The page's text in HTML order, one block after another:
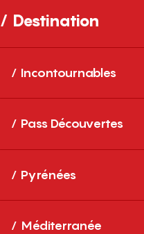
Destination
Incontournables
Pass Découvertes
Pyrénées
Méditerranée
BLEUE
d'Ares, 66230